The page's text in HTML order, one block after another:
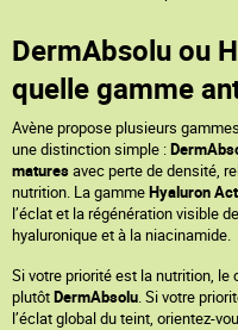
DermAbsolu ou
quelle gamme
Avène propose plusieurs
une distinction simple :
maturesavec perte de densité,
nutrition. La gammeHyaluron
l’éclat et la régénération visible
hyaluronique et à la niacinamide.
Si votre priorité est la nutrition, le
plutôtDermAbsolu. Si votre
l’éclat global du teint, orientez-